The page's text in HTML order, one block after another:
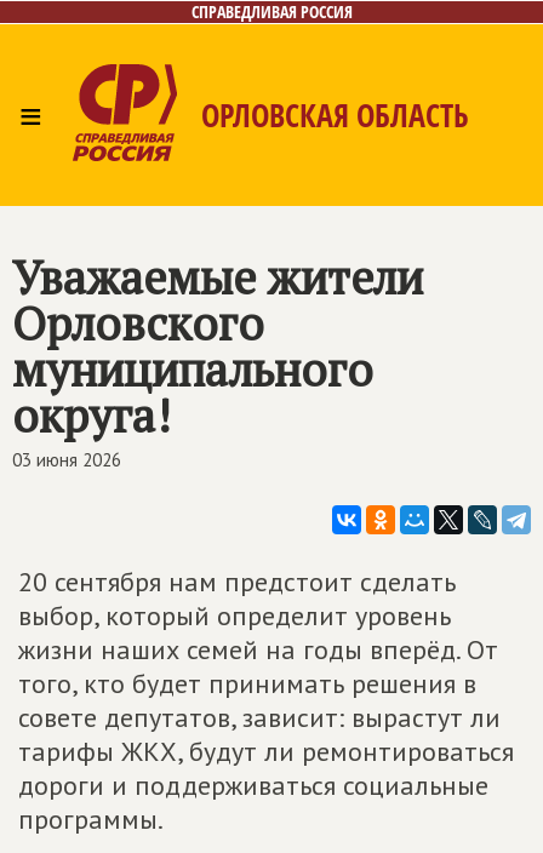
СПРАВЕДЛИВАЯ РОССИЯ
≡ ОРЛОВСКАЯ ОБЛАСТЬ
Уважаемые жители
Орловского
муниципального
округа!
03 июня 2026
20 сентября нам предстоит сделать
выбор, который определит уровень
жизни наших семей на годы вперёд. От
того, кто будет принимать решения в
совете депутатов, зависит: вырастут ли
тарифы ЖКХ, будут ли ремонтироваться
дороги и поддерживаться социальные
программы.